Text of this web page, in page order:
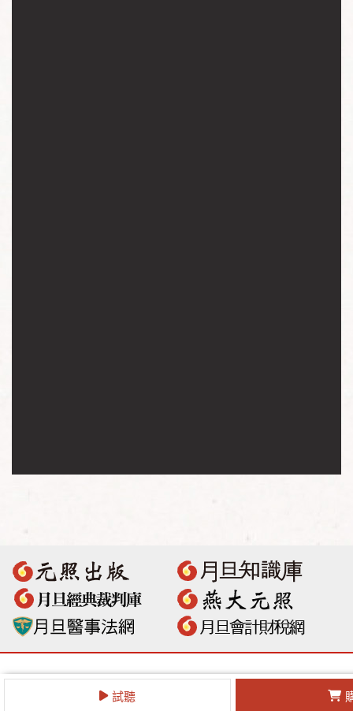
試聽
數位出版．DOI